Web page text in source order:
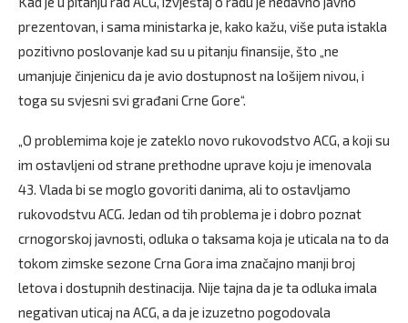
prezentovan, i sama ministarka je, kako kažu, više puta istakla
pozitivno poslovanje kad su u pitanju finansije, što „ne
umanjuje činjenicu da je avio dostupnost na lošijem nivou, i
toga su svjesni svi građani Crne Gore“.
„O problemima koje je zateklo novo rukovodstvo ACG, a koji su
im ostavljeni od strane prethodne uprave koju je imenovala
43. Vlada bi se moglo govoriti danima, ali to ostavljamo
rukovodstvu ACG. Jedan od tih problema je i dobro poznat
crnogorskoj javnosti, odluka o taksama koja je uticala na to da
tokom zimske sezone Crna Gora ima značajno manji broj
letova i dostupnih destinacija. Nije tajna da je ta odluka imala
negativan uticaj na ACG, a da je izuzetno pogodovala